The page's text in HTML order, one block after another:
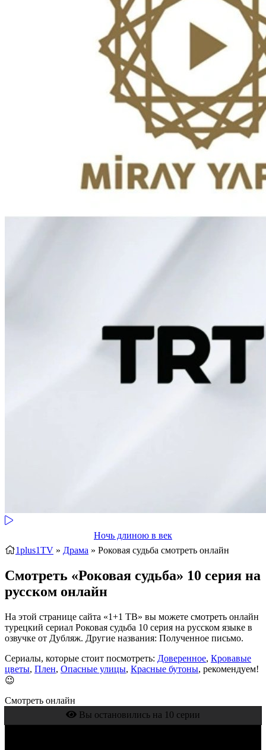
Ночь длиною в век
1plus1TV » Драма » Роковая судьба смотреть онлайн
Смотреть «Роковая судьба» 10 серия на
русском онлайн
На этой странице сайта «1+1 ТВ» вы можете смотреть онлайн
турецкий сериал Роковая судьба 10 серия на русском языке в
озвучке от Дубляж. Другие названия: Полученное письмо.
Сериалы, которые стоит посмотреть: Доверенное, Кровавые
цветы, Плен, Опасные улицы, Красные бутоны, рекомендуем!
😉
Смотреть онлайн
Вы остановились на 10 серии